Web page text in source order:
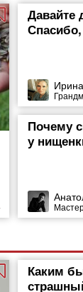
Давайте
Почему
у
Каким